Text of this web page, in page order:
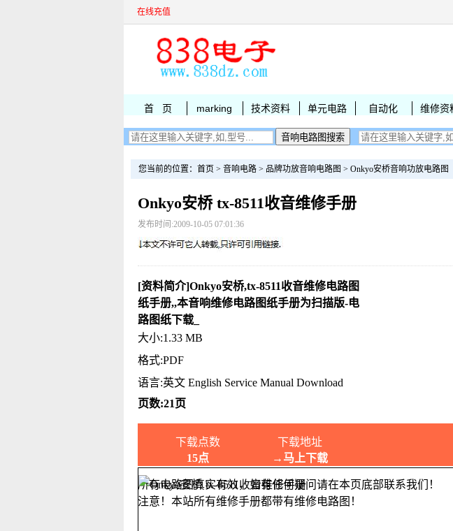
在线充值
首 页 marking 技术资料 单元电路 自动化 维修资
您当前的位置： 首页 > 音响电路 > 品牌功放音响电路图 > Onkyo安桥音响功放电路图
Onkyo安桥 tx-8511收音维修手册
发布时间:2009-10-05 07:01:36
[资料简介]Onkyo安桥,tx-8511收音维修电路图
纸手册,,本音响维修电路图纸手册为扫描版-电
路图纸下载_
大小:1.33 MB
格式:PDF
语言:英文 English Service Manual Download
页数:21页
下载点数
下载地址
15点
→马上下载
所有电路图真实有效，如有任何疑问请在本页底部联系我们！
注意！本站所有维修手册都带有维修电路图！